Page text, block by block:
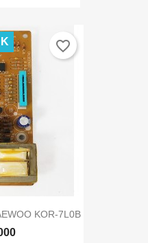
KOR-7L0B
favorite_border